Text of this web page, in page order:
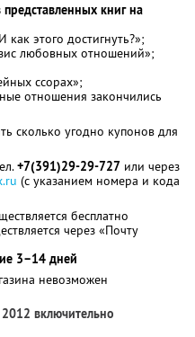
книг на
этого достигнуть?»;
любовных отношений»;
ссорах»;
отношения закончились
сколько угодно купонов для
+7(391)29-29-727 или через
(с указанием номера и кода
бесплатно
через «Почту
3–14 дней
невозможен
включительно